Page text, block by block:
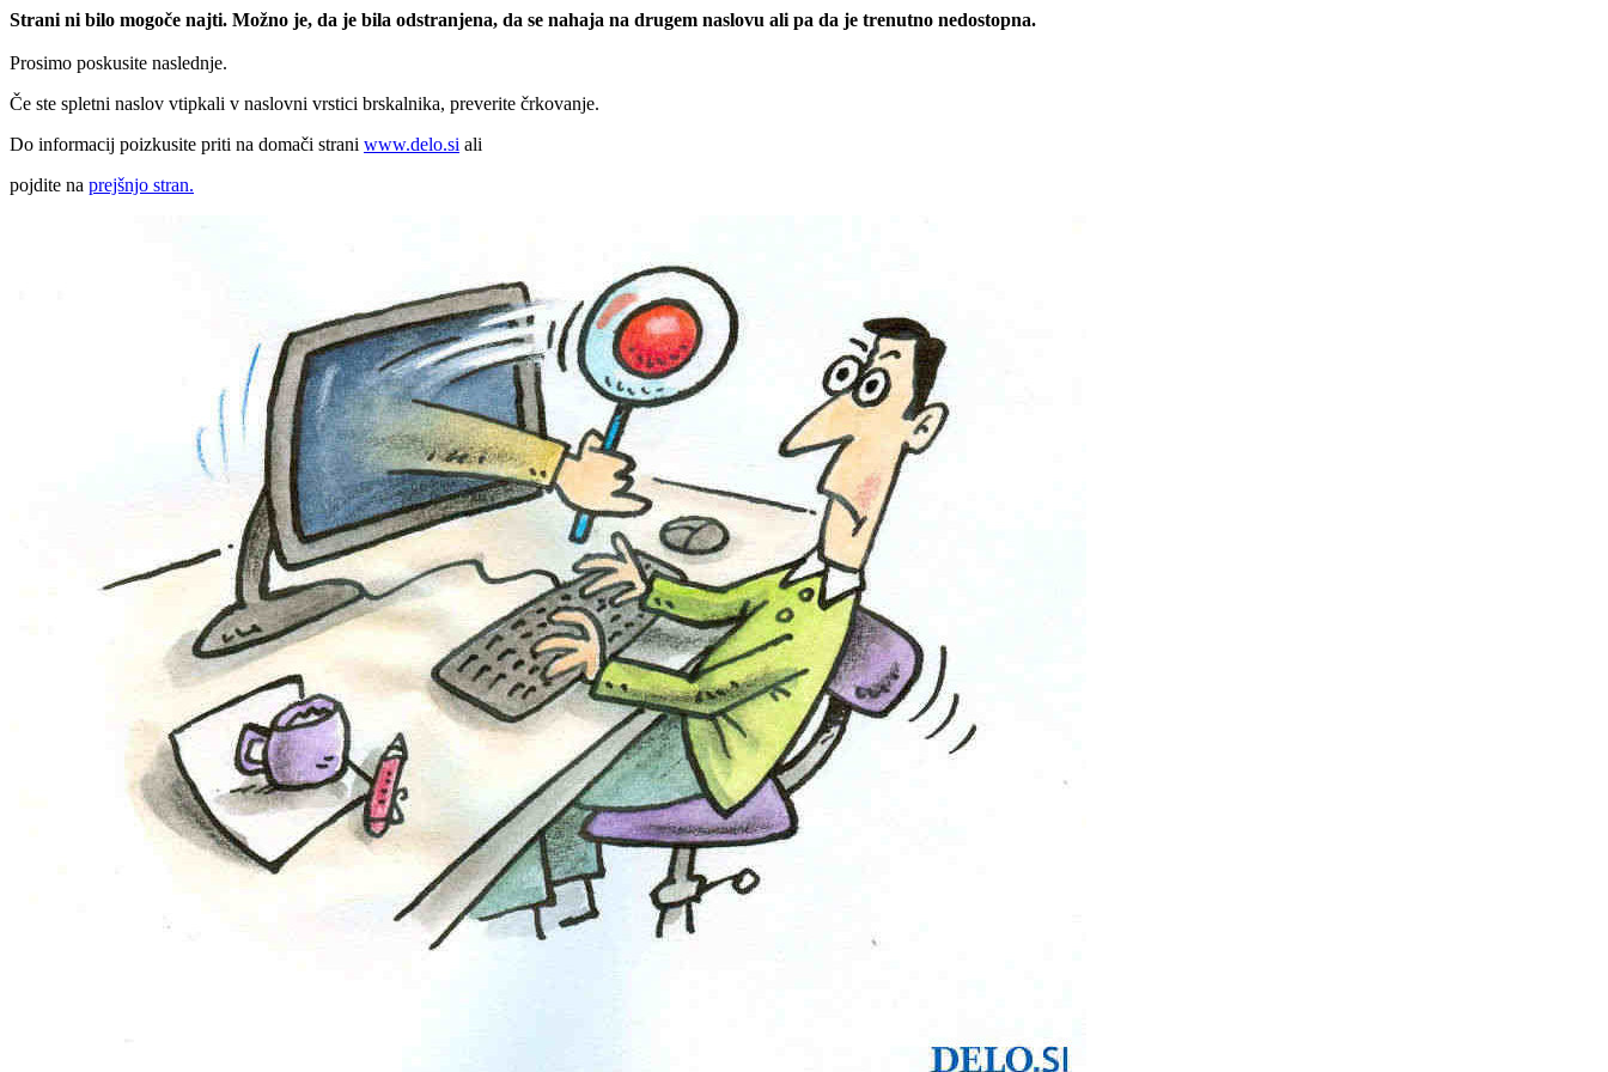
Strani ni bilo mogoče najti. Možno je, da je bila odstranjena, da se nahaja na drugem naslovu ali pa da je trenutno nedostopna.
Prosimo poskusite naslednje.
Če ste spletni naslov vtipkali v naslovni vrstici brskalnika, preverite črkovanje.
Do informacij poizkusite priti na domači strani www.delo.si ali
pojdite na prejšnjo stran.